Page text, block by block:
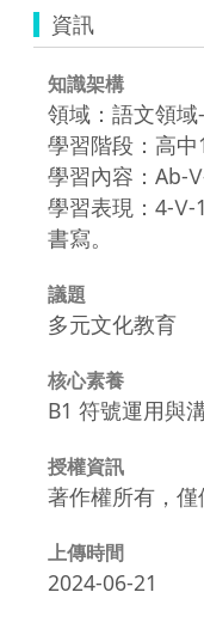
資訊
知識架構
領域：語文領
學習階段：高
學習內容：Ab-
學習表現：4-Ⅴ-
書寫。
議題
多元文化教育
核心素養
B1 符號運用與
授權資訊
著作權所有，僅
上傳時間
2024-06-21